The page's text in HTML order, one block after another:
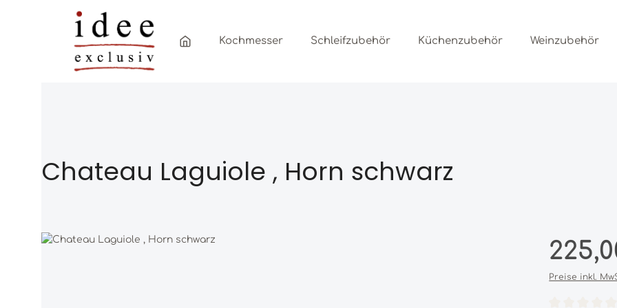
Zum Hauptinhalt springen
Zur Hauptnavigation springen
Kochmesser Schleifzubehör Küchenzubehör Weinzubehör
Chateau Laguiole , Horn schwarz
Bildergalerie überspringen Regulärer
Preise inkl.